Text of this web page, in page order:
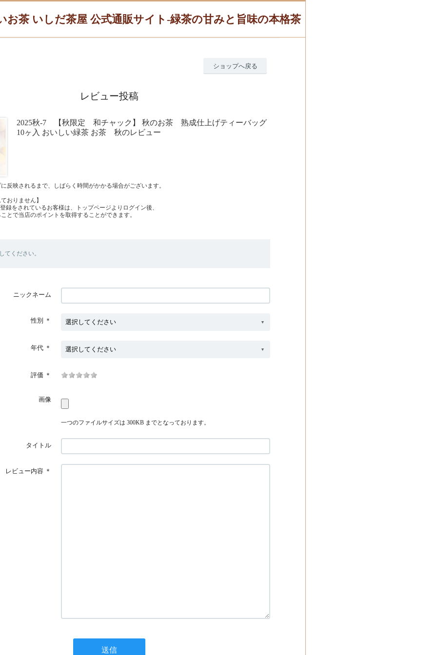
お茶 いしだ茶屋 公式通販サイト-緑茶の甘みと旨味の本格茶
ショップへ戻る
レビュー投稿
2025秋-7 【秋限定 和チャック】 秋のお茶 熟成仕上げティーバッグ
10ヶ入 おいしい緑茶 お茶 秋のレビュー
反映されるまで、しばらく時間がかかる場合がございます。
おりません】
録をされているお客様は、トップページよりログイン後、
とで当店のポイントを取得することができます。
てください。
ニックネーム
性別 ＊
年代 ＊
評価 ＊
画像
一つのファイルサイズは 300KB までとなっております。
タイトル
レビュー内容 ＊